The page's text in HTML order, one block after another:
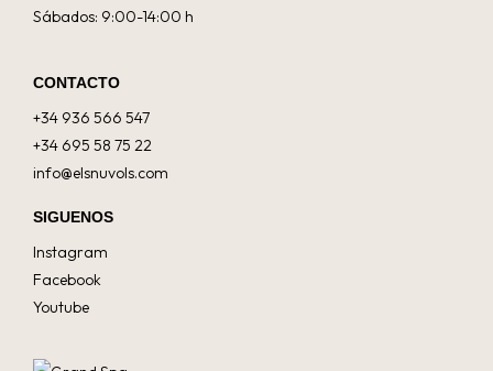
Sábados: 9:00-14:00 h
CONTACTO
+34 936 566 547
+34 695 58 75 22
info@elsnuvols.com
SIGUENOS
Instagram
Facebook
Youtube